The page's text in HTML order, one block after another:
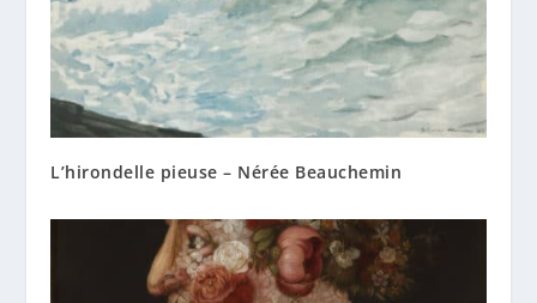
L’hirondelle pieuse – Nérée Beauchemin